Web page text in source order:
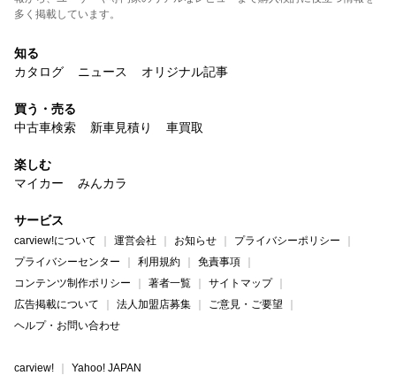
多く掲載しています。
知る
カタログ
ニュース オリジナル記事
買う・売る
中古車検索
新車見積り 車買取
楽しむ
マイカー
みんカラ
サービス
carview!について 運営会社 お知らせ
プライバシーポリシー
プライバシーセンター
利用規約
免責事項
コンテンツ制作ポリシー
著者一覧
サイトマップ
広告掲載について
法人加盟店募集
ご意見・ご要望
ヘルプ・お問い合わせ
carview! Yahoo! JAPAN